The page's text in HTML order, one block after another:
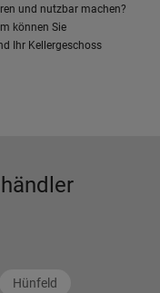
und nutzbar machen?
können Sie
Ihr Kellergeschoss
Hünfeld